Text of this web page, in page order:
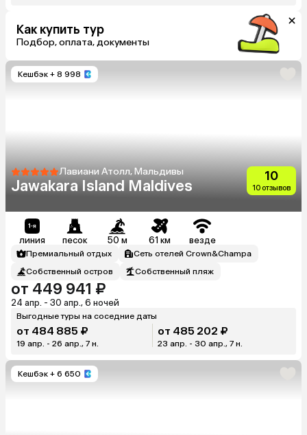
Как купить тур
Подбор, оплата, документы
Кешбэк + 8 998
Лавиани Атолл, Мальдивы
Jawakara Island Maldives
10
10 отзывов
линия песок 50 м 61 км везде
Премиальный отдых
Сеть отелей Crown&Champa
Собственный остров
Собственный пляж
от 449 941 ₽
24 апр. - 30 апр., 6 ночей
Выгодные туры на соседние даты
от 484 885 ₽
19 апр. - 26 апр., 7 н.
от 485 202 ₽
23 апр. - 30 апр., 7 н.
Кешбэк + 6 650